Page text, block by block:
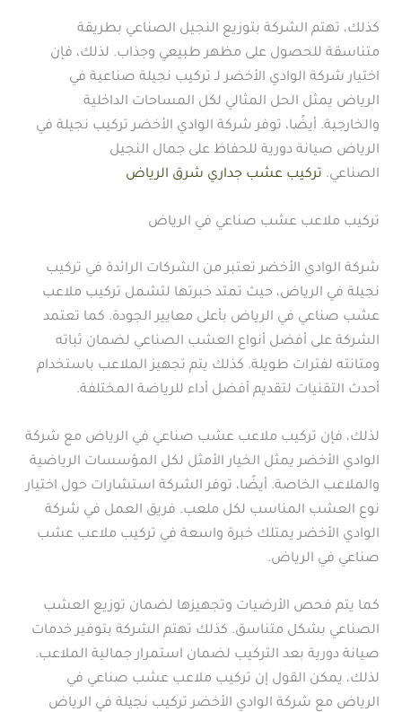
كذلك، تهتم الشركة بتوزيع النجيل الصناعي بطريقة
متناسقة للحصول على مظهر طبيعي وجذاب. لذلك، فإن
اختيار شركة الوادي الأخضر لـ تركيب نجيلة صناعية في
الرياض يمثل الحل المثالي لكل المساحات الداخلية
والخارجية. أيضًا، توفر شركة الوادي الأخضر تركيب نجيلة في
الرياض صيانة دورية للحفاظ على جمال النجيل
الصناعي. تركيب عشب جداري شرق الرياض
تركيب ملاعب عشب صناعي في الرياض
شركة الوادي الأخضر تعتبر من الشركات الرائدة في تركيب
نجيلة في الرياض، حيث تمتد خبرتها لتشمل تركيب ملاعب
عشب صناعي في الرياض بأعلى معايير الجودة. كما تعتمد
الشركة على أفضل أنواع العشب الصناعي لضمان ثباته
ومتانته لفترات طويلة. كذلك يتم تجهيز الملاعب باستخدام
أحدث التقنيات لتقديم أفضل أداء للرياضة المختلفة.
لذلك، فإن تركيب ملاعب عشب صناعي في الرياض مع شركة
الوادي الأخضر يمثل الخيار الأمثل لكل المؤسسات الرياضية
والملاعب الخاصة. أيضًا، توفر الشركة استشارات حول اختيار
نوع العشب المناسب لكل ملعب. فريق العمل في شركة
الوادي الأخضر يمتلك خبرة واسعة في تركيب ملاعب عشب
صناعي في الرياض.
كما يتم فحص الأرضيات وتجهيزها لضمان توزيع العشب
الصناعي بشكل متناسق. كذلك تهتم الشركة بتوفير خدمات
صيانة دورية بعد التركيب لضمان استمرار جمالية الملاعب.
لذلك، يمكن القول إن تركيب ملاعب عشب صناعي في
الرياض مع شركة الوادي الأخضر تركيب نجيلة في الرياض